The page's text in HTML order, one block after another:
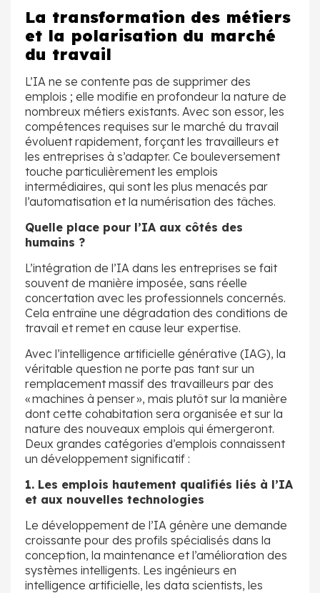
La transformation des métiers
et la polarisation du marché
du travail
L’IA ne se contente pas de supprimer des
emplois ; elle modifie en profondeur la nature de
nombreux métiers existants. Avec son essor, les
compétences requises sur le marché du travail
évoluent rapidement, forçant les travailleurs et
les entreprises à s’adapter. Ce bouleversement
touche particulièrement les emplois
intermédiaires, qui sont les plus menacés par
l’automatisation et la numérisation des tâches.
Quelle place pour l’IA aux côtés des
humains ?
L’intégration de l’IA dans les entreprises se fait
souvent de manière imposée, sans réelle
concertation avec les professionnels concernés.
Cela entraîne une dégradation des conditions de
travail et remet en cause leur expertise.
Avec l’intelligence artificielle générative (IAG), la
véritable question ne porte pas tant sur un
remplacement massif des travailleurs par des
« machines à penser », mais plutôt sur la manière
dont cette cohabitation sera organisée et sur la
nature des nouveaux emplois qui émergeront.
Deux grandes catégories d’emplois connaissent
un développement significatif :
1. Les emplois hautement qualifiés liés à l’IA
et aux nouvelles technologies
Le développement de l’IA génère une demande
croissante pour des profils spécialisés dans la
conception, la maintenance et l’amélioration des
systèmes intelligents. Les ingénieurs en
intelligence artificielle, les data scientists, les